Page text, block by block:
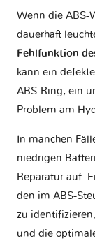
Wenn die ABS-
dauerhaft
Fehlfunktion
kann ein
ABS-Ring, ein
Problem am
In manchen
niedrigen
Reparatur auf.
den im ABS-
zu
und die